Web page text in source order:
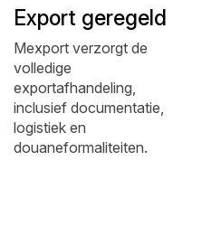
Export geregeld
Mexport verzorgt de
volledige
exportafhandeling,
inclusief documentatie,
logistiek en
douaneformaliteiten.